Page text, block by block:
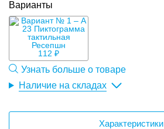
Варианты
112 ₽
Узнать больше о товаре
Наличие на складах
Характеристики